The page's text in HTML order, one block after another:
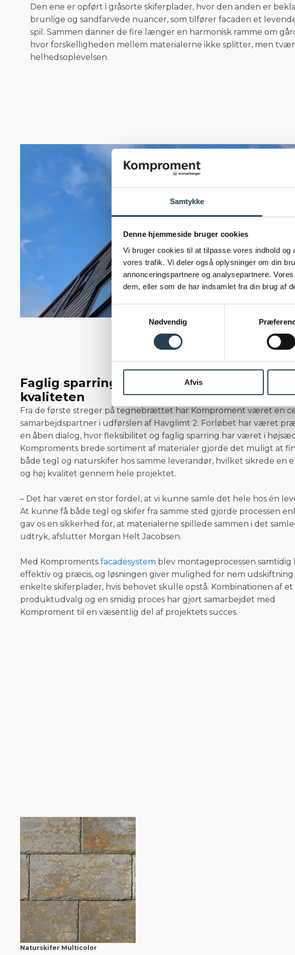
Samtykke
Denne hjemmeside bruger cookies
Vi bruger cookies til at tilpasse vores indhold
vores trafik. Vi deler også oplysninger om din
annonceringspartnere og analysepartnere.
dem, eller som de har indsamlet fra din brug af
Nødvendig
Afvis
Den ene er opført i gråsorte skiferplader, hvor den anden er
brunlige og sandfarvede nuancer, som tilfører facaden et
spil. Sammen danner de fire længer en harmonisk ramme om
hvor forskelligheden mellem materialerne ikke splitter, men
helhedsoplevelsen.
Faglig sparring og bredt sortiment sikrede
kvaliteten
Fra de første streger på tegnebrættet har Komproment været en
samarbejdspartner i udførslen af Havglimt 2. Forløbet har været
en åben dialog, hvor fleksibilitet og faglig sparring har været i
Komproments brede sortiment af materialer gjorde det muligt at
både tegl og naturskifer hos samme leverandør, hvilket sikrede en
og høj kvalitet gennem hele projektet.
– Det har været en stor fordel, at vi kunne samle det hele hos én
At kunne få både tegl og skifer fra samme sted gjorde processen
gav os en sikkerhed for, at materialerne spillede sammen i det
udtryk, afslutter Morgan Helt Jacobsen.
Med Komproments facadesystem blev montageprocessen samtidig
effektiv og præcis, og løsningen giver mulighed for nem udskiftning
enkelte skiferplader, hvis behovet skulle opstå. Kombinationen af
produktudvalg og en smidig proces har gjort samarbejdet med
Komproment til en væsentlig del af projektets succes.
Naturskifer Multicolor